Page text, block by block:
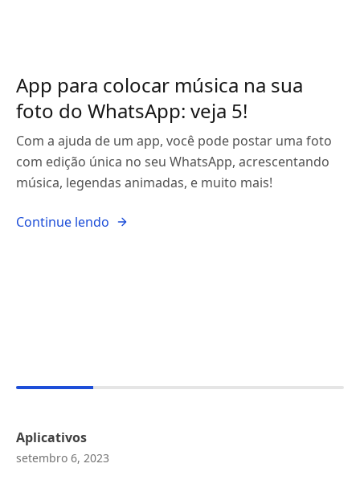
App para colocar música na sua
foto do WhatsApp: veja 5!
Com a ajuda de um app, você pode postar uma foto
com edição única no seu WhatsApp, acrescentando
música, legendas animadas, e muito mais!
Continue lendo
Aplicativos
setembro 6, 2023